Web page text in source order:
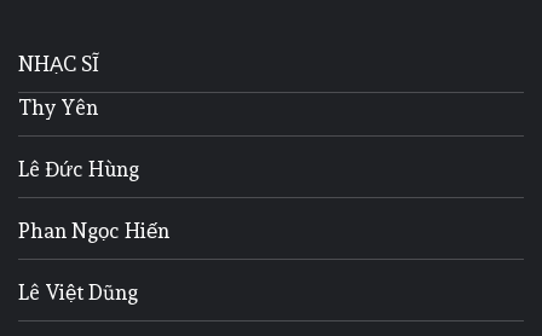
NHẠC SĨ
Thy Yên
Lê Đức Hùng
Phan Ngọc Hiến
Lê Việt Dũng